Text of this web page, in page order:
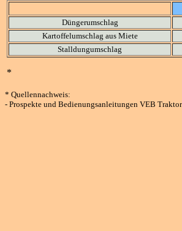
Düngerumschlag
Kartoffelumschlag aus Miete
Stalldungumschlag
*
* Quellennachweis:
- Prospekte und Bedienungsanleitungen VEB